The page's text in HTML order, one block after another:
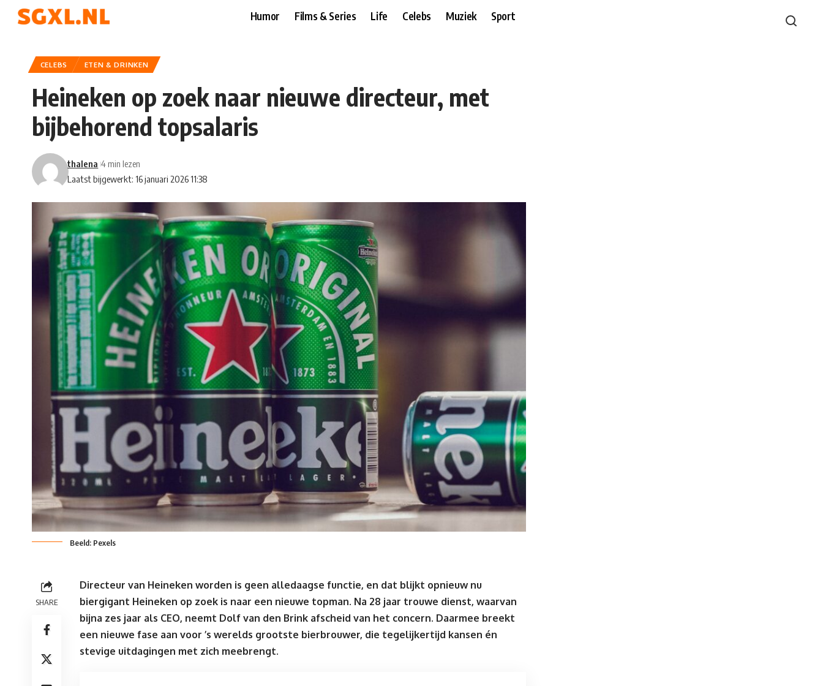
Humor Films & Series Life Celebs Muziek Sport
CELEBS ETEN & DRINKEN
Heineken op zoek naar nieuwe directeur, met
bijbehorend topsalaris
Laatst bijgewerkt: 16 januari 2026 11:38
thalena 4 min lezen
Beeld: Pexels
SHARE
Directeur van Heineken worden is geen alledaagse functie, en dat blijkt opnieuw nu
biergigant Heineken op zoek is naar een nieuwe topman. Na 28 jaar trouwe dienst, waarvan
bijna zes jaar als CEO, neemt Dolf van den Brink afscheid van het concern. Daarmee breekt
een nieuwe fase aan voor ’s werelds grootste bierbrouwer, die tegelijkertijd kansen én
stevige uitdagingen met zich meebrengt.